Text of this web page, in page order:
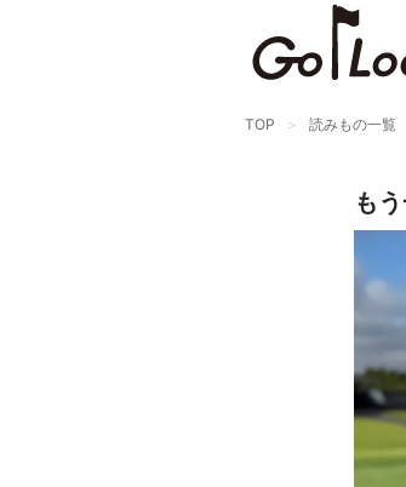
TOP 読みもの一覧
も
GO/LOOK! からのお知らせ
（受信設定）
まだご登録でない方はぜひ！
店長ジャック厳選の新作商品情報をいち
編集部セレクトのスタイル提案・お得情
カートに残っている商品のお知らせ（買